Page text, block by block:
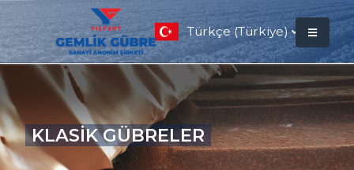
Türkçe (Türkiye)
KLASİK GÜBRELER